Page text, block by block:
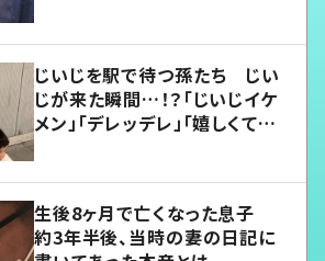
じいじを駅で待つ孫たち じい
じが来た瞬間…！？「じいじイケ
メン」「デレッデレ」「嬉しくて可
生後8ヶ月で亡くなった息子
約3年半後、当時の妻の日記に